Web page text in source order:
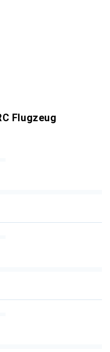
Flugzeug